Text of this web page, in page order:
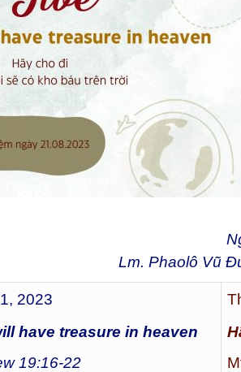
Lm. Phaolô Vũ
2023
have treasure in heaven
19:16-22